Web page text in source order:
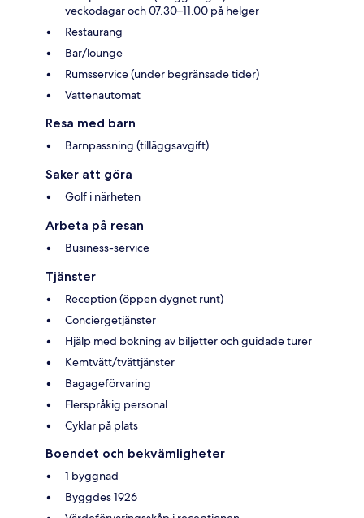
veckodagar och 07.30–11.00 på helger
Restaurang
Bar/lounge
Rumsservice (under begränsade tider)
Vattenautomat
Resa med barn
Barnpassning (tilläggsavgift)
Saker att göra
Golf i närheten
Arbeta på resan
Business-service
Tjänster
Reception (öppen dygnet runt)
Conciergetjänster
Hjälp med bokning av biljetter och guidade turer
Kemtvätt/tvättjänster
Bagageförvaring
Flerspråkig personal
Cyklar på plats
Boendet och bekvämligheter
1 byggnad
Byggdes 1926